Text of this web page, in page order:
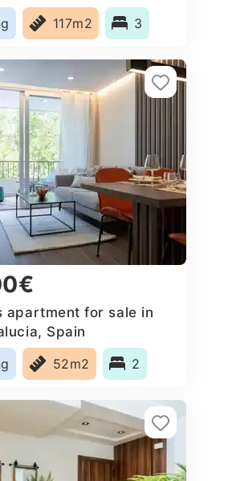
117m2 3
apartment for sale in
Spain
52m2 2